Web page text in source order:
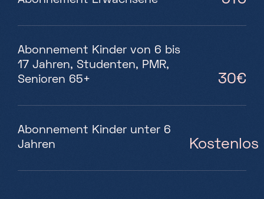
Abonnement Kinder von 6 bis
17 Jahren, Studenten, PMR,
Senioren 65+
30€
Abonnement Kinder unter 6
Jahren
Kostenlos